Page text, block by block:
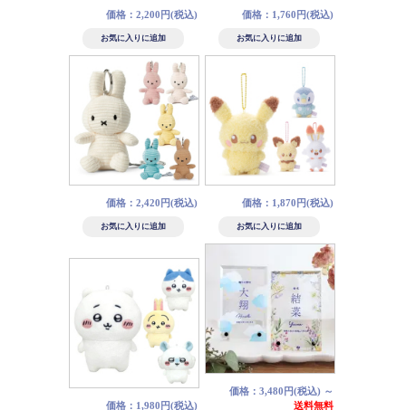
価格：2,200円(税込) 価格：1,760円(税込)
価格：2,420円(税込) 価格：1,870円(税込)
価格：1,980円(税込)
価格：3,480円(税込) ～
送料無料